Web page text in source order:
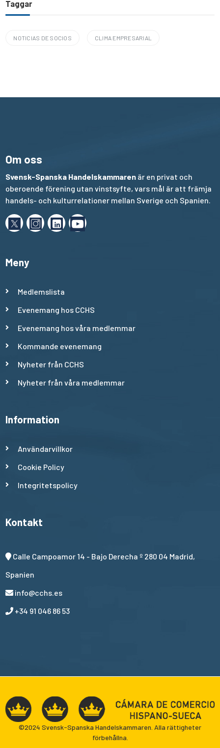
Taggar
NOTICIAS DE SOCIOS CLIMA EMPRESARIAL
Om oss
Svensk-Spanska Handelskammaren är en privat och
oberoende förening utan vinstsyfte, vars mål är att främja
handels- och kulturrelationer mellan Sverige och Spanien.
Meny
Medlemslista
Evenemang hos CCHS
Evenemang hos våra medlemmar
Kommande evenemang
Nyheter från CCHS
Nyheter från våra medlemmar
Information
Användarvillkor
Cookie Policy
Integritetspolicy
Kontakt
Calle Campoamor 14 - Bajo Derecha º 280 04 Madrid,
Spanien
info@cchs.es
+34 91 046 86 53
©2024 Svensk-Spanska Handelskammaren. Alla rättigheter
förbehållna.